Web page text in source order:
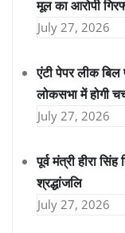
मूल का आरोपी
July 27, 2026
एंटी पेपर लीक
लोकसभा में होगी
July 27, 2026
पूर्व मंत्री हीरा
श्रद्धांजलि
July 27, 2026